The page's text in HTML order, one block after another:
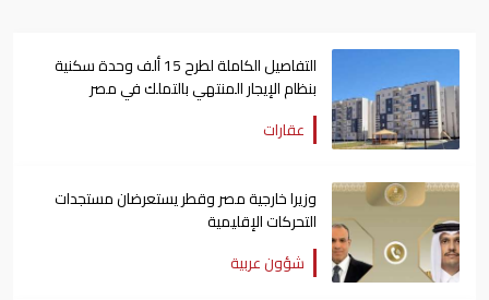
التفاصيل الكاملة لطرح 15 ألف وحدة سكنية
بنظام الإيجار المنتهي بالتملك في مصر
عقارات
وزيرا خارجية مصر وقطر يستعرضان مستجدات
التحركات الإقليمية
شؤون عربية